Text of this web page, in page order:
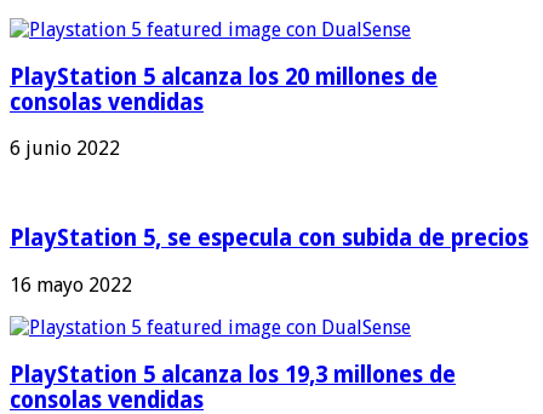
PlayStation 5 alcanza los 20 millones de
consolas vendidas
6 junio 2022
PlayStation 5, se especula con subida de precios
16 mayo 2022
PlayStation 5 alcanza los 19,3 millones de
consolas vendidas